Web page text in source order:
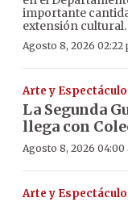
importante
extensión cultural.
Agosto 8, 2026 02:22
Arte y
La Segunda
llega con
Agosto 8, 2026 04:00
Arte y